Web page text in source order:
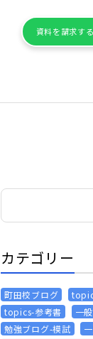
資料を請求する
カテゴリー
町田校ブログ
topics-参考書
一
勉強ブログ-模試